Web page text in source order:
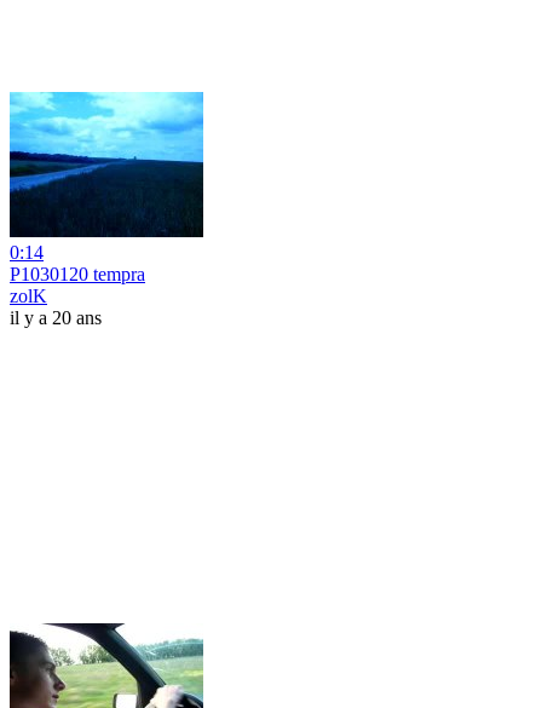
0:14
P1030120 tempra
zolK
il y a 20 ans